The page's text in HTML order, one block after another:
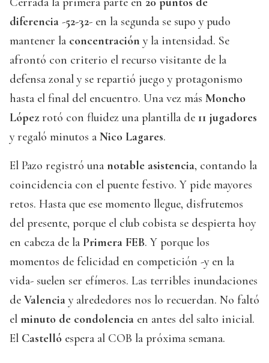
diferencia -52-32- en la segunda se supo y pudo
mantener la concentración y la intensidad. Se
afrontó con criterio el recurso visitante de la
defensa zonal y se repartió juego y protagonismo
hasta el final del encuentro. Una vez más Moncho
López rotó con fluidez una plantilla de 11 jugadores
y regaló minutos a Nico Lagares.
El Pazo registró una notable asistencia, contando la
coincidencia con el puente festivo. Y pide mayores
retos. Hasta que ese momento llegue, disfrutemos
del presente, porque el club cobista se despierta hoy
en cabeza de la Primera FEB. Y porque los
momentos de felicidad en competición -y en la
vida- suelen ser efímeros. Las terribles inundaciones
de Valencia y alrededores nos lo recuerdan. No faltó
el minuto de condolencia en antes del salto inicial.
El Castelló espera al COB la próxima semana.